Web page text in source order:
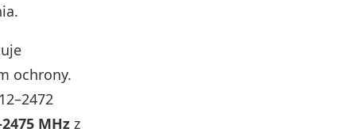
ochrony.
MHz z